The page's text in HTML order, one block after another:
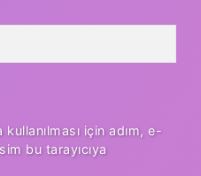
için adım, e-
bu tarayıcıya